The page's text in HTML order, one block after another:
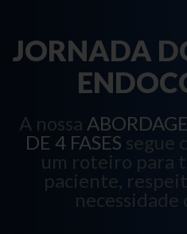
JORNADA
A nossa
DE 4 FASES segue
um roteiro para
paciente,
necessidade